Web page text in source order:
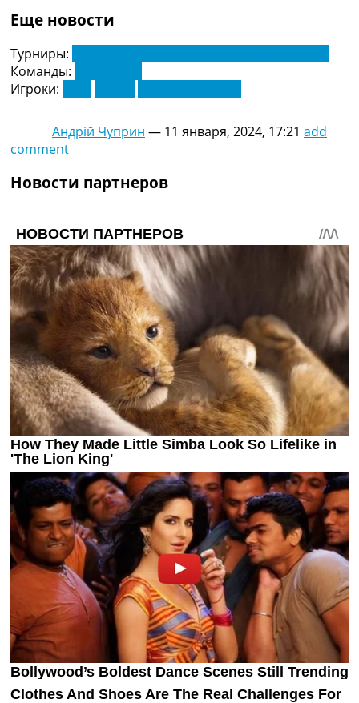
Украина. Первая Лига
Лига Чемпионов. Таблицы групп
Англия. Премьер-Лига
Испания. Ла Лига
Все таблицы >>>
Рейтинг стран УЕФА
ТВ программа
Еще новости
Турниры:
Команды:
Игроки:
Андрій Чуприн — 11 января, 2024, 17:21 add
comment
Новости партнеров